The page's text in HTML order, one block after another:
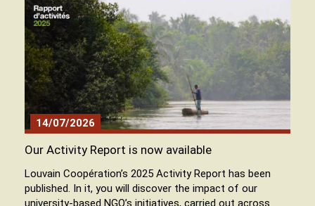
14/07/2026
Our Activity Report is now available
Louvain Coopération’s 2025 Activity Report has been
published. In it, you will discover the impact of our
university-based NGO’s initiatives, carried out across